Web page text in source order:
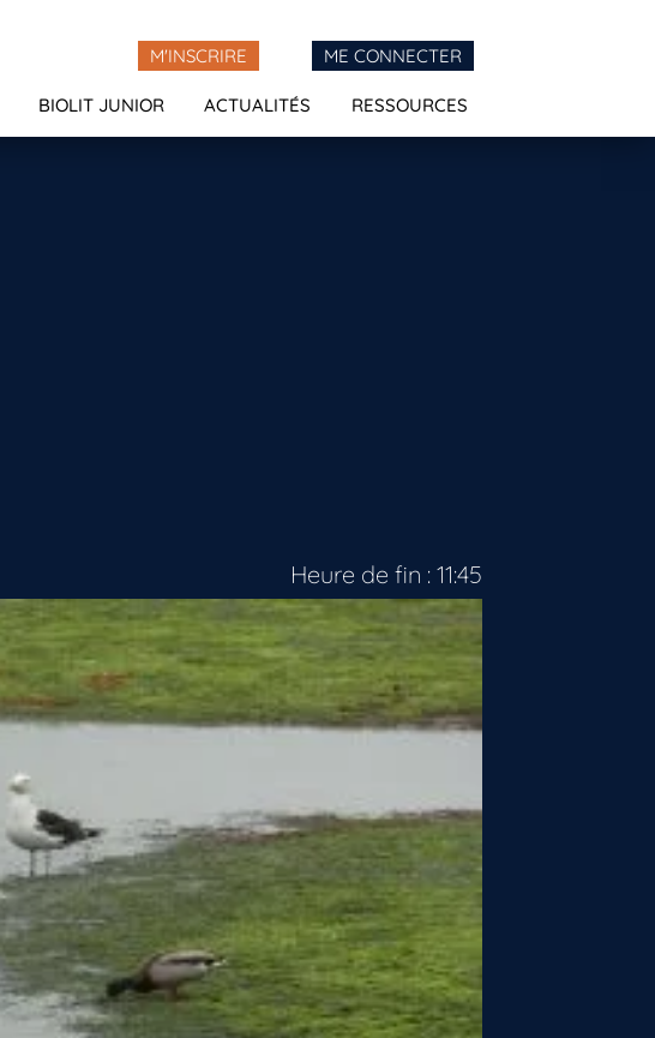
M'INSCRIRE ME CONNECTER
BIOLIT JUNIOR ACTUALITÉS RESSOURCES
Heure de fin : 11:45